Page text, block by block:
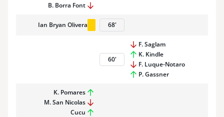
B. Borra Font
Ian Bryan Olivera 68'
60'
F. Saglam
K. Kindle
F. Luque-Notaro
P. Gassner
K. Pomares
M. San Nicolas
Cucu